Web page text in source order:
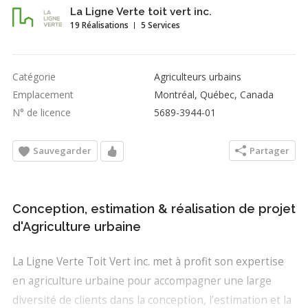
La Ligne Verte toit vert inc.
19 Réalisations 5 Services
Catégorie
Agriculteurs urbains
Emplacement
Montréal, Québec, Canada
N° de licence
5689-3944-01
Sauvegarder Partager
Conception, estimation & réalisation de projet
d'Agriculture urbaine
La Ligne Verte Toit Vert inc. met à profit son expertise
en agriculture urbaine pour accompagner une large
diversité de clients dans la conception, l’estimation et la